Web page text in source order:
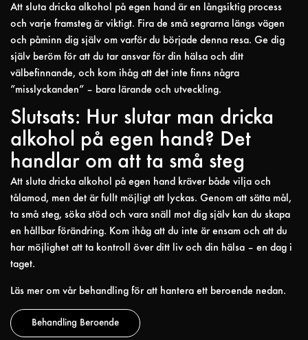
Att sluta dricka alkohol på egen hand är en långsiktig process
och varje framsteg är viktigt. Fira de små segrarna längs vägen
och påminn dig själv om varför du började denna resa. Ge dig
själv beröm för att du tar ansvar för din hälsa och ditt
välbefinnande, och kom ihåg att det inte finns några
”misslyckanden” – bara lärande och utveckling.
Slutsats: Hur slutar man dricka
alkohol på egen hand? Det
handlar om att ta små steg
Att sluta dricka alkohol på egen hand kräver både vilja och
tålamod, men det är fullt möjligt att lyckas. Genom att sätta mål,
ta små steg, söka stöd och vara snäll mot dig själv kan du skapa
en hållbar förändring. Kom ihåg att du inte är ensam och att du
har möjlighet att ta kontroll över ditt liv och din hälsa – en dag i
taget.
Läs mer om vår behandling för att hantera ett beroende nedan.
Behandling Beroende